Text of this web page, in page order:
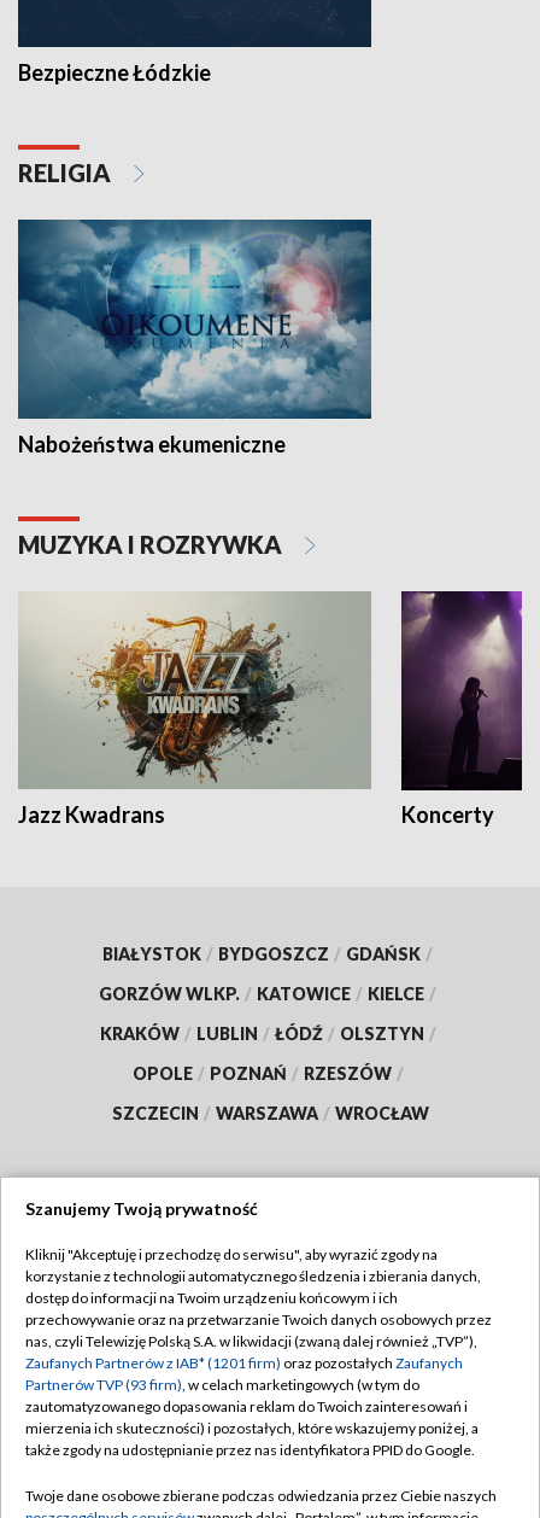
Bezpieczne Łódzkie
RELIGIA
Nabożeństwa ekumeniczne
MUZYKA I ROZRYWKA
Jazz Kwadrans Koncerty
BIAŁYSTOK / BYDGOSZCZ / GDAŃSK /
GORZÓW WLKP. / KATOWICE / KIELCE /
KRAKÓW / LUBLIN / ŁÓDŹ / OLSZTYN /
OPOLE / POZNAŃ / RZESZÓW /
SZCZECIN / WARSZAWA / WROCŁAW
TVP
Abonament TVP
Emisja w TVP
Centrum informacji TVP
Naziemna Telewizja Cyfrowa
Regulamin TVP
Polityka prywatności
Moje zgody
Pomoc
Szanujemy Twoją prywatność
Kliknij "Akceptuję i przechodzę do serwisu", aby wyrazić zgody na
korzystanie z technologii automatycznego śledzenia i zbierania danych,
dostęp do informacji na Twoim urządzeniu końcowym i ich
przechowywanie oraz na przetwarzanie Twoich danych osobowych przez
nas, czyli Telewizję Polską S.A. w likwidacji (zwaną dalej również „TVP”),
Zaufanych Partnerów z IAB* (1201 firm) oraz pozostałych Zaufanych
Partnerów TVP (93 firm), w celach marketingowych (w tym do
zautomatyzowanego dopasowania reklam do Twoich zainteresowań i
mierzenia ich skuteczności) i pozostałych, które wskazujemy poniżej, a
także zgody na udostępnianie przez nas identyfikatora PPID do Google.
Twoje dane osobowe zbierane podczas odwiedzania przez Ciebie naszych